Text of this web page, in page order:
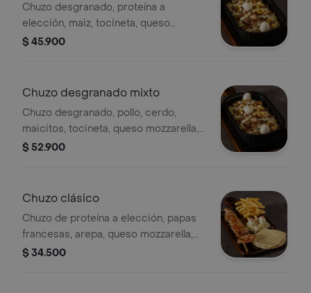
Chuzo desgranado, proteína a
elección, maiz, tocineta, queso
mozzarella, ripio de papa, huevos de
$ 45.900
Chuzo desgranado mixto
Chuzo desgranado, pollo, cerdo,
maicitos, tocineta, queso mozzarella,
ripio de papa, huevos de codorniz y
$ 52.900
Chuzo clásico
Chuzo de proteína a elección, papas
francesas, arepa, queso mozzarella,
huevos de codorniz y ensalada.
$ 34.500